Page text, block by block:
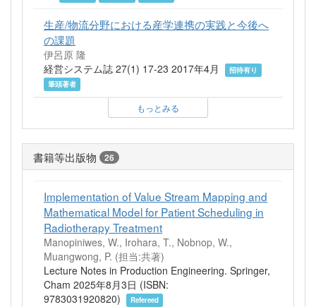
生産/物流分野における産学連携の実践と今後へ
の課題
伊呂原 隆
経営システム誌 27(1) 17-23 2017年4月
招待有り
筆頭著者
もっとみる
書籍等出版物 26
Implementation of Value Stream Mapping and
Mathematical Model for Patient Scheduling in
Radiotherapy Treatment
Manopiniwes, W., Irohara, T., Nobnop, W.,
Muangwong, P. (担当:共著)
Lecture Notes in Production Engineering. Springer,
Cham 2025年8月3日 (ISBN:
9783031920820)
Refereed